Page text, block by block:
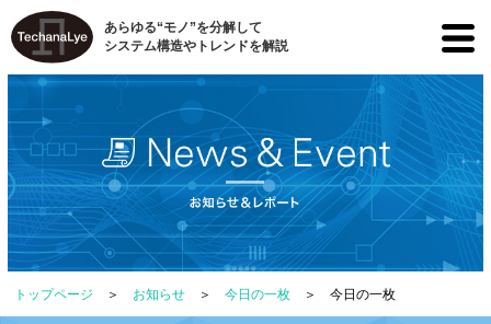
あらゆる“モノ”を分解して
システム構造やトレンドを解説
トップページ お知らせ 今日の一枚 今日の一枚